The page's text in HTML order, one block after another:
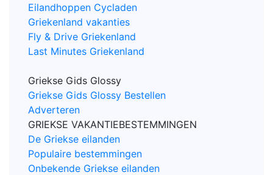
Eilandhoppen Cycladen
Griekenland vakanties
Fly & Drive Griekenland
Last Minutes Griekenland
Griekse Gids Glossy
Griekse Gids Glossy Bestellen
Adverteren
GRIEKSE VAKANTIEBESTEMMINGEN
De Griekse eilanden
Populaire bestemmingen
Onbekende Griekse eilanden